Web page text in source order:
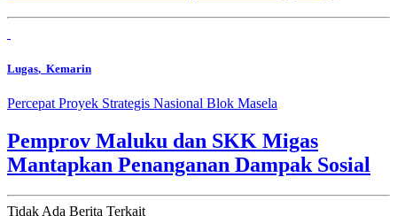
Lugas, Kemarin
Percepat Proyek Strategis Nasional Blok Masela
Pemprov Maluku dan SKK Migas
Mantapkan Penanganan Dampak Sosial
Tidak Ada Berita Terkait